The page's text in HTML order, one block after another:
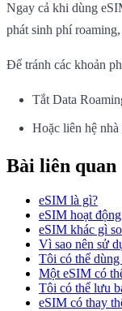
Ngay cả khi dùng
phát sinh phí
Để tránh các khoản
Tắt Data
Hoặc liên hệ
Bài liên quan
eSIM là gì?
eSIM hoạt
eSIM khác gì
Vì sao nên sử
Tôi có thể
Một eSIM có
Tôi có thể lưu
eSIM có thay